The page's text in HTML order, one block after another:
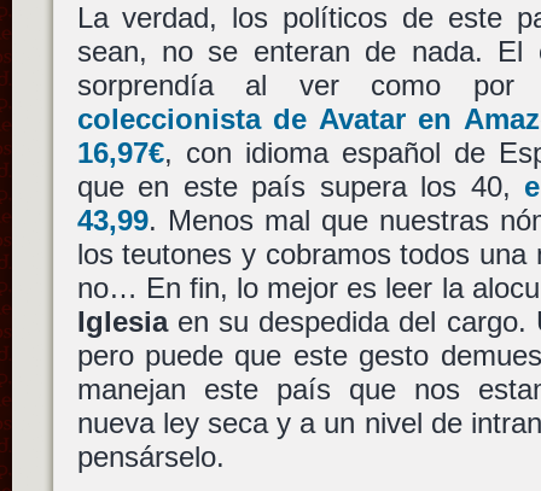
La verdad, los políticos de este
sean, no se enteran de nada.
sorprendía al ver como
coleccionista de Avatar en
16,97€, con idioma español de
que en este país supera los 40,
43,99. Menos mal que nuestras
los teutones y cobramos todos una
no… En fin, lo mejor es leer la
Iglesiaen su despedida del cargo.
pero puede que este gesto
manejan este país que nos
nueva ley seca y a un nivel de
pensárselo.